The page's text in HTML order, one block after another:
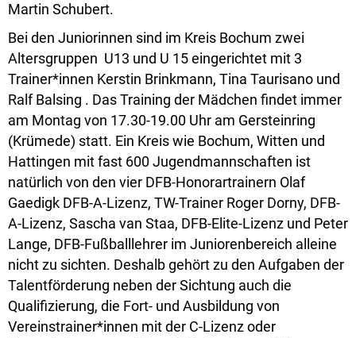
Martin Schubert.
Bei den Juniorinnen sind im Kreis Bochum zwei
Altersgruppen U13 und U 15 eingerichtet mit 3
Trainer*innen Kerstin Brinkmann, Tina Taurisano und
Ralf Balsing . Das Training der Mädchen findet immer
am Montag von 17.30-19.00 Uhr am Gersteinring
(Krümede) statt. Ein Kreis wie Bochum, Witten und
Hattingen mit fast 600 Jugendmannschaften ist
natürlich von den vier DFB-Honorartrainern Olaf
Gaedigk DFB-A-Lizenz, TW-Trainer Roger Dorny, DFB-
A-Lizenz, Sascha van Staa, DFB-Elite-Lizenz und Peter
Lange, DFB-Fußballlehrer im Juniorenbereich alleine
nicht zu sichten. Deshalb gehört zu den Aufgaben der
Talentförderung neben der Sichtung auch die
Qualifizierung, die Fort- und Ausbildung von
Vereinstrainer*innen mit der C-Lizenz oder